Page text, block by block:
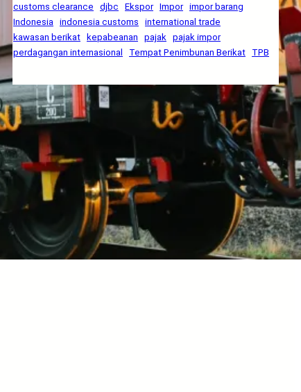
customs clearance
djbc Ekspor Impor impor barang
Indonesia
indonesia customs
international trade
kawasan berikat
kepabeanan pajak
pajak impor
perdagangan internasional
Tempat Penimbunan Berikat TPB